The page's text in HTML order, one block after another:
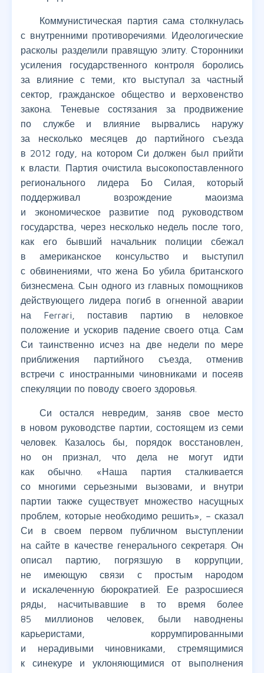
Коммунистическая партия сама столкнулась
с внутренними противоречиями. Идеологические
расколы разделили правящую элиту. Сторонники
усиления государственного контроля боролись
за влияние с теми, кто выступал за частный
сектор, гражданское общество и верховенство
закона. Теневые состязания за продвижение
по службе и влияние вырвались наружу
за несколько месяцев до партийного съезда
в 2012 году, на котором Си должен был прийти
к власти. Партия очистила высокопоставленного
регионального лидера Бо Силая, который
поддерживал возрождение маоизма
и экономическое развитие под руководством
государства, через несколько недель после того,
как его бывший начальник полиции сбежал
в американское консульство и выступил
с обвинениями, что жена Бо убила британского
бизнесмена. Сын одного из главных помощников
действующего лидера погиб в огненной аварии
на Ferrari, поставив партию в неловкое
положение и ускорив падение своего отца. Сам
Си таинственно исчез на две недели по мере
приближения партийного съезда, отменив
встречи с иностранными чиновниками и посеяв
спекуляции по поводу своего здоровья.
Си остался невредим, заняв свое место
в новом руководстве партии, состоящем из семи
человек. Казалось бы, порядок восстановлен,
но он признал, что дела не могут идти
как обычно. «Наша партия сталкивается
со многими серьезными вызовами, и внутри
партии также существует множество насущных
проблем, которые необходимо решить», – сказал
Си в своем первом публичном выступлении
на сайте в качестве генерального секретаря. Он
описал партию, погрязшую в коррупции,
не имеющую связи с простым народом
и искалеченную бюрократией. Ее разросшиеся
ряды, насчитывавшие в то время более
85 миллионов человек, были наводнены
карьеристами, коррумпированными
и нерадивыми чиновниками, стремящимися
к синекуре и уклоняющимися от выполнения